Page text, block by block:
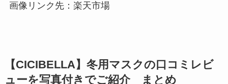
画像リンク先：楽天市場
【CICIBELLA】冬用マスクの口コミレビ
ューを写真付きでご紹介 まとめ